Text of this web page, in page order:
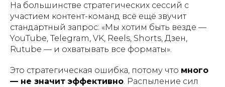
На большинстве стратегических сессий с
участием контент-команд всё ещё звучит
стандартный запрос: «Мы хотим быть везде —
YouTube, Telegram, VK, Reels, Shorts, Дзен,
Rutube — и охватывать все форматы».
Это стратегическая ошибка, потому что много
— не значит эффективно. Распыление сил